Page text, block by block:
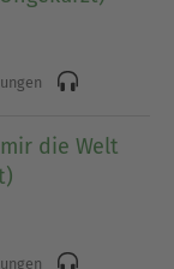
die Welt